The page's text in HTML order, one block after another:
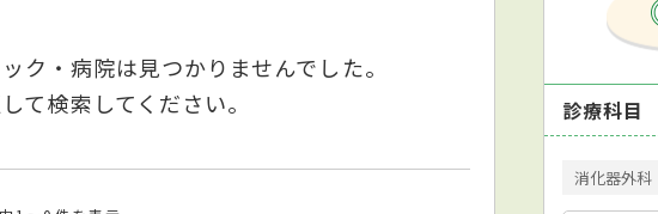
ク・病院は見つかりませんでした。
て検索してください。
診療科目
消化器外科